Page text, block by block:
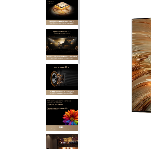
Техника для красоты
Телевизоры
Газонокосилки
Аксессуары